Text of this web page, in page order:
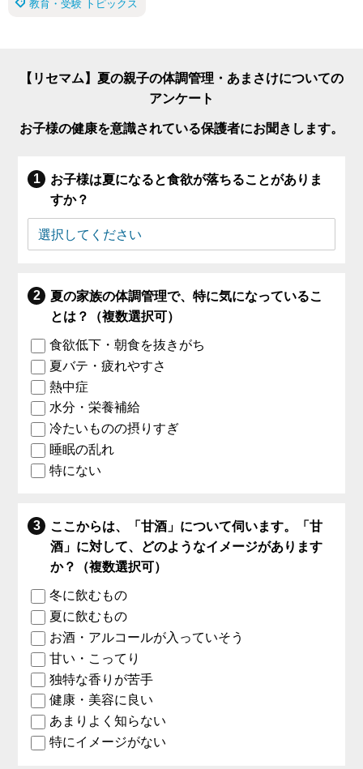
教育・受験 トピックス
【リセマム】夏の親子の体調管理・あまさけについての
アンケート
お子様の健康を意識されている保護者にお聞きします。
お子様は夏になると食欲が落ちることがありま
すか？
夏の家族の体調管理で、特に気になっているこ
とは？（複数選択可）
食欲低下・朝食を抜きがち
夏バテ・疲れやすさ
熱中症
水分・栄養補給
冷たいものの摂りすぎ
睡眠の乱れ
特にない
ここからは、「甘酒」について伺います。「甘
酒」に対して、どのようなイメージがあります
か？（複数選択可）
冬に飲むもの
夏に飲むもの
お酒・アルコールが入っていそう
甘い・こってり
独特な香りが苦手
健康・美容に良い
あまりよく知らない
特にイメージがない